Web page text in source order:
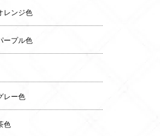
レンジ色
ープル色
レー色
色